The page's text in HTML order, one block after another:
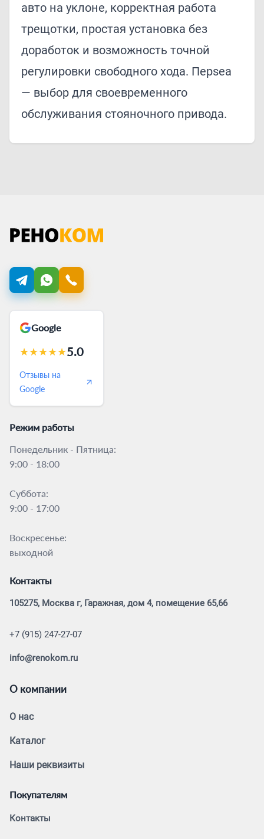
авто на уклоне, корректная работа
трещотки, простая установка без
доработок и возможность точной
регулировки свободного хода. Перsea
— выбор для своевременного
обслуживания стояночного привода.
Google
★★★★★5.0
Отзывы на
Google
Режим работы
Понедельник - Пятница:
9:00 - 18:00
Суббота:
9:00 - 17:00
Воскресенье:
выходной
Контакты
105275, Москва г, Гаражная, дом 4, помещение 65,66
+7 (915) 247-27-07
info@renokom.ru
О компании
О нас
Каталог
Наши реквизиты
Покупателям
Контакты